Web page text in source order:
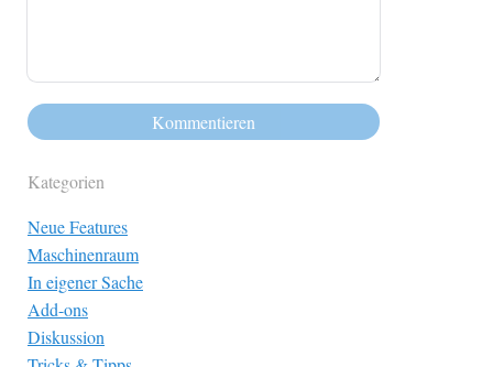
Kategorien
Neue Features
Maschinenraum
In eigener Sache
Add-ons
Diskussion